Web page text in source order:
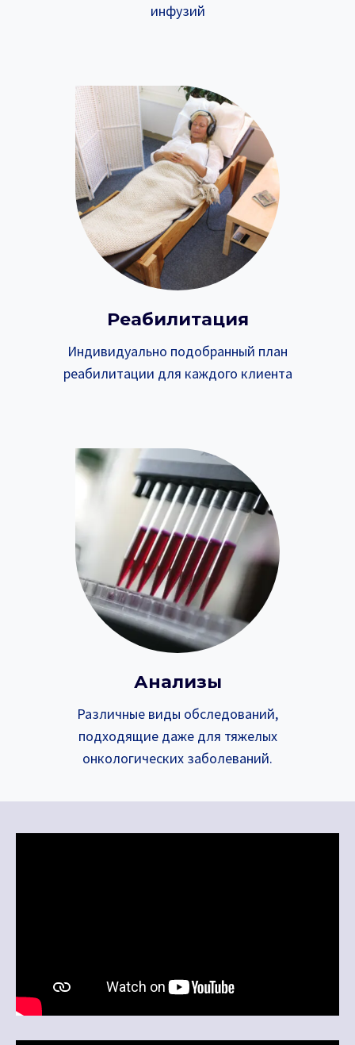
инфузий
Реабилитация
Индивидуально подобранный план
реабилитации для каждого клиента
Анализы
Различные виды обследований,
подходящие даже для тяжелых
онкологических заболеваний.